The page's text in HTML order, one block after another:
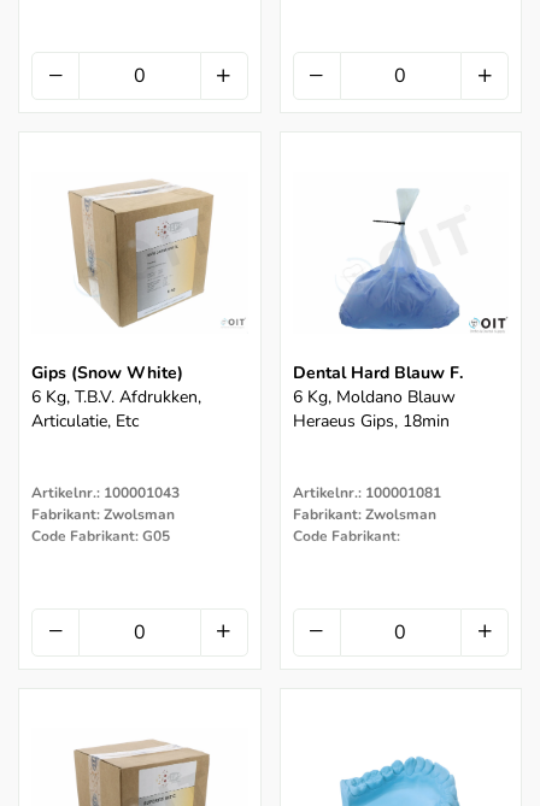
Gips (snow White)
6 Kg, T.b.v. Afdrukken,
Articulatie, Etc
Artikelnr.: 100001043
Fabrikant: Zwolsman
Code Fabrikant: G05
Dental Hard Blauw F.
6 Kg, Moldano Blauw
Heraeus Gips, 18min
Artikelnr.: 100001081
Fabrikant: Zwolsman
Code Fabrikant: